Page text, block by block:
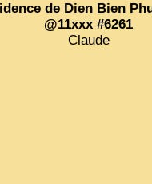
de Dien Bien
@11xxx #6261
Claude